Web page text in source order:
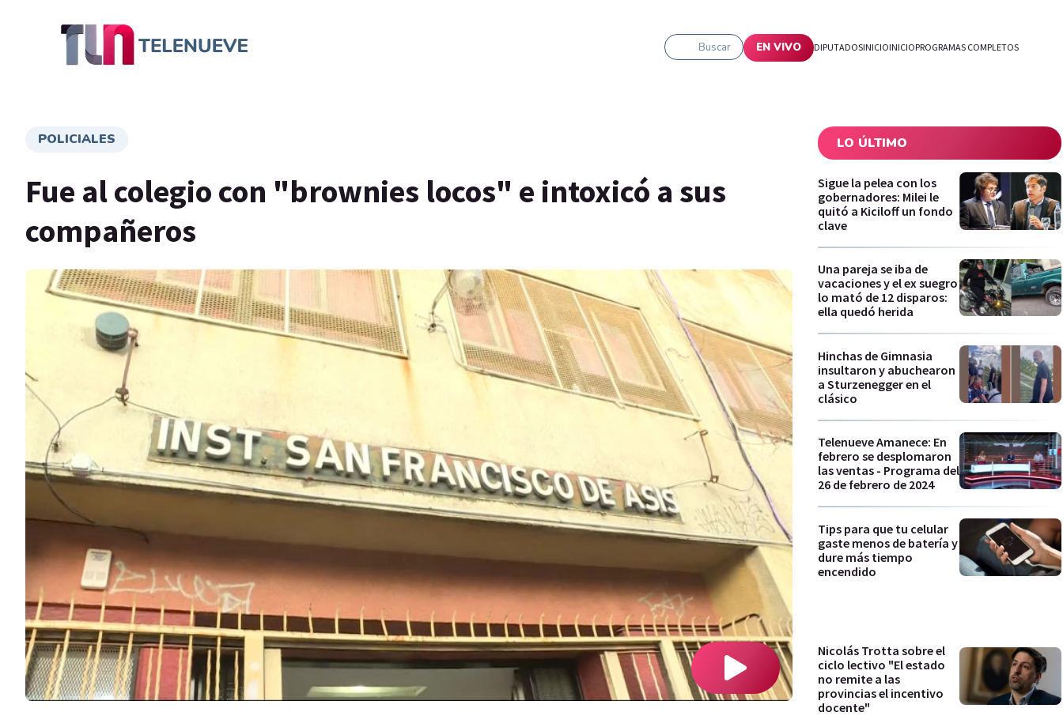
Buscar EN VIVO DIPUTADOSINICIOINICIOPROGRAMAS COMPLETOS
POLICIALES
Fue al colegio con "brownies locos" e intoxicó a sus
compañeros
LO ÚLTIMO
Sigue la pelea con los
gobernadores: Milei le
quitó a Kiciloff un fondo
clave
Una pareja se iba de
vacaciones y el ex suegro
lo mató de 12 disparos:
ella quedó herida
Hinchas de Gimnasia
insultaron y abuchearon
a Sturzenegger en el
clásico
Telenueve Amanece: En
febrero se desplomaron
las ventas - Programa del
26 de febrero de 2024
Tips para que tu celular
gaste menos de batería y
dure más tiempo
encendido
Nicolás Trotta sobre el
ciclo lectivo "El estado
no remite a las
provincias el incentivo
docente"